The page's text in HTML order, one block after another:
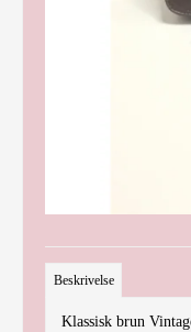
Beskrivelse
Klassisk brun